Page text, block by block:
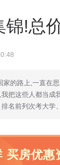
锦!总
家的路上,一直在
把这些人都当成
名前列次考大学
买房优惠